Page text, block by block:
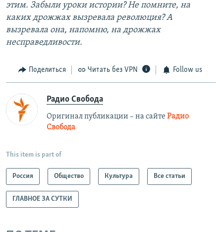
этим. Забыли уроки истории? Не помните, на
каких дрожжах вызревала революция? А
вызревала она, напомню, на дрожжах
несправедливости.
Поделиться Читать без VPN Follow us
Радио Свобода
Оригинал публикации – на сайте Радио
Свобода
This item is part of
Россия Общество Культура Все статьи
ГЛАВНОЕ ЗА СУТКИ